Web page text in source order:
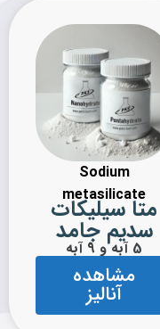
Sodium
metasilicate
متا سیلیکات
سدیم جامد
5 آبه و 9 آبه
مشاهده
آنالیز